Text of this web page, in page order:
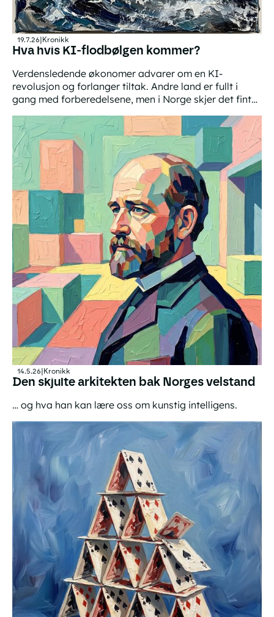
19.7.26 Kronikk
Hva hvis KI-flodbølgen kommer?
Verdensledende økonomer advarer om en KI-
revolusjon og forlanger tiltak. Andre land er fullt i
gang med forberedelsene, men i Norge skjer det fint
14.5.26 Kronikk
Den skjulte arkitekten bak Norges velstand
… og hva han kan lære oss om kunstig intelligens.